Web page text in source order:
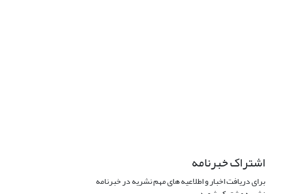
اشتراک خبرنامه
برای دریافت اخبار و اطلاعیه های مهم نشریه در خبرنامه